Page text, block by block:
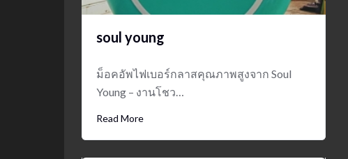
soul young
ม็อคอัพไฟเบอร์กลาสคุณภาพสูงจาก Soul
Young – งานโชว…
Read More